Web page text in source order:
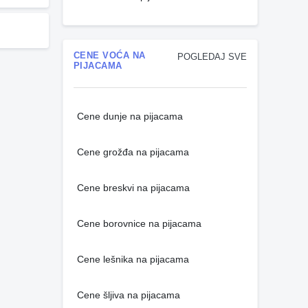
POGLEDAJ SVE
CENE VOĆA NA
PIJACAMA
Cene dunje na pijacama
Cene grožđa na pijacama
Cene breskvi na pijacama
Cene borovnice na pijacama
Cene lešnika na pijacama
Cene šljiva na pijacama